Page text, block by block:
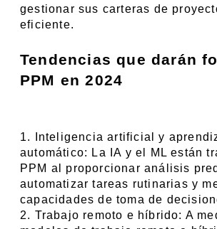
gestionar sus carteras de
eficiente.
Tendencias que darán
PPM en 2024
1. Inteligencia artificial y
automático: La IA y el ML están
PPM al proporcionar análisis
automatizar tareas rutinarias y
capacidades de toma de
2. Trabajo remoto e híbrido: A